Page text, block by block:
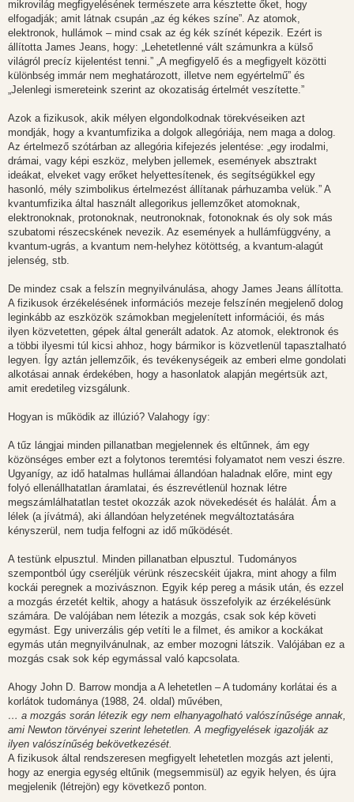
mikrovilág megfigyelésének természete arra késztette őket, hogy
elfogadják; amit látnak csupán „az ég kékes színe”. Az atomok,
elektronok, hullámok – mind csak az ég kék színét képezik. Ezért is
állította James Jeans, hogy: „Lehetetlenné vált számunkra a külső
világról precíz kijelentést tenni.” „A megfigyelő és a megfigyelt közötti
különbség immár nem meghatározott, illetve nem egyértelmű” és
„Jelenlegi ismereteink szerint az okozatiság értelmét veszítette.”
Azok a fizikusok, akik mélyen elgondolkodnak törekvéseiken azt
mondják, hogy a kvantumfizika a dolgok allegóriája, nem maga a dolog.
Az értelmező szótárban az allegória kifejezés jelentése: „egy irodalmi,
drámai, vagy képi eszköz, melyben jellemek, események absztrakt
ideákat, elveket vagy erőket helyettesítenek, és segítségükkel egy
hasonló, mély szimbolikus értelmezést állítanak párhuzamba velük.” A
kvantumfizika által használt allegorikus jellemzőket atomoknak,
elektronoknak, protonoknak, neutronoknak, fotonoknak és oly sok más
szubatomi részecskének nevezik. Az események a hullámfüggvény, a
kvantum-ugrás, a kvantum nem-helyhez kötöttség, a kvantum-alagút
jelenség, stb.
De mindez csak a felszín megnyilvánulása, ahogy James Jeans állította.
A fizikusok érzékelésének információs mezeje felszínén megjelenő dolog
leginkább az eszközök számokban megjelenített információi, és más
ilyen közvetetten, gépek által generált adatok. Az atomok, elektronok és
a többi ilyesmi túl kicsi ahhoz, hogy bármikor is közvetlenül tapasztalható
legyen. Így aztán jellemzőik, és tevékenységeik az emberi elme gondolati
alkotásai annak érdekében, hogy a hasonlatok alapján megértsük azt,
amit eredetileg vizsgálunk.
Hogyan is működik az illúzió? Valahogy így:
A tűz lángjai minden pillanatban megjelennek és eltűnnek, ám egy
közönséges ember ezt a folytonos teremtési folyamatot nem veszi észre.
Ugyanígy, az idő hatalmas hullámai állandóan haladnak előre, mint egy
folyó ellenállhatatlan áramlatai, és észrevétlenül hoznak létre
megszámlálhatatlan testet okozzák azok növekedését és halálát. Ám a
lélek (a jívátmá), aki állandóan helyzetének megváltoztatására
kényszerül, nem tudja felfogni az idő működését.
A testünk elpusztul. Minden pillanatban elpusztul. Tudományos
szempontból úgy cseréljük vérünk részecskéit újakra, mint ahogy a film
kockái peregnek a mozivásznon. Egyik kép pereg a másik után, és ezzel
a mozgás érzetét keltik, ahogy a hatásuk összefolyik az érzékelésünk
számára. De valójában nem létezik a mozgás, csak sok kép követi
egymást. Egy univerzális gép vetíti le a filmet, és amikor a kockákat
egymás után megnyilvánulnak, az ember mozogni látszik. Valójában ez a
mozgás csak sok kép egymással való kapcsolata.
Ahogy John D. Barrow mondja a A lehetetlen – A tudomány korlátai és a
korlátok tudománya (1988, 24. oldal) művében,
… a mozgás során létezik egy nem elhanyagolható valószínűsége annak,
ami Newton törvényei szerint lehetetlen. A megfigyelések igazolják az
ilyen valószínűség bekövetkezését.
A fizikusok által rendszeresen megfigyelt lehetetlen mozgás azt jelenti,
hogy az energia egység eltűnik (megsemmisül) az egyik helyen, és újra
megjelenik (létrejön) egy következő ponton.